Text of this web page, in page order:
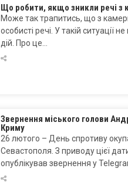
Що робити, якщо зникли речі з
Може так трапитись, що з
особисті речі. У такій ситуації
дій. Про це…
Звернення міського голови
Криму
26 лютого – День спротиву
Севастополя. З приводу цієї
опублікував звернення у